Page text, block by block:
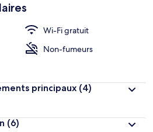
Wi-Fi gratuit
Non-fumeurs
principaux (4)
(6)